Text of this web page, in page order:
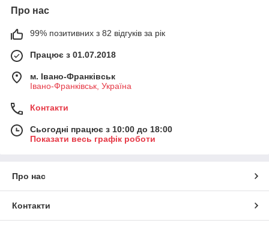
Про нас
99% позитивних з 82 відгуків за рік
Працює з 01.07.2018
м. Івано-Франківськ
Івано-Франківськ, Україна
Контакти
Сьогодні працює з 10:00 до 18:00
Показати весь графік роботи
Про нас
Контакти